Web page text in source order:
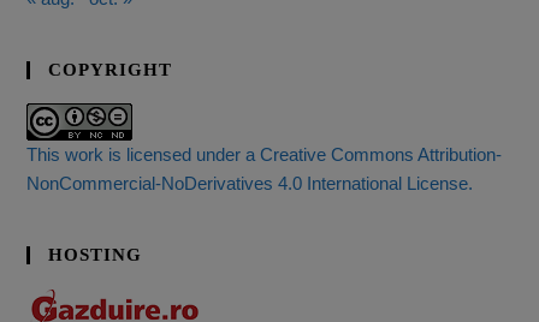
COPYRIGHT
This work is licensed under a Creative Commons Attribution-
NonCommercial-NoDerivatives 4.0 International License.
HOSTING